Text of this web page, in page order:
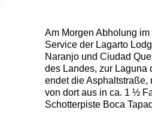
Am Morgen Abholung
Service der Lagarto
Naranjo und Ciudad
des Landes, zur Laguna
endet die Asphaltstraße,
von dort aus in ca. 1 ½
Schotterpiste Boca